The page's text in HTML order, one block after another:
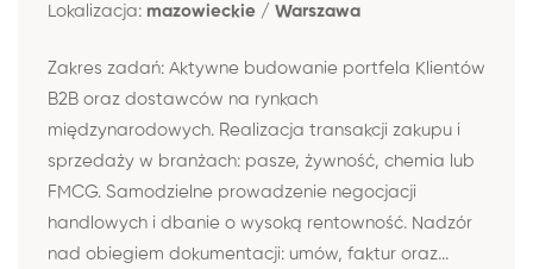
Lokalizacja: mazowieckie / Warszawa
Zakres zadań: Aktywne budowanie portfela Klientów
B2B oraz dostawców na rynkach
międzynarodowych. Realizacja transakcji zakupu i
sprzedaży w branżach: pasze, żywność, chemia lub
FMCG. Samodzielne prowadzenie negocjacji
handlowych i dbanie o wysoką rentowność. Nadzór
nad obiegiem dokumentacji: umów, faktur oraz...